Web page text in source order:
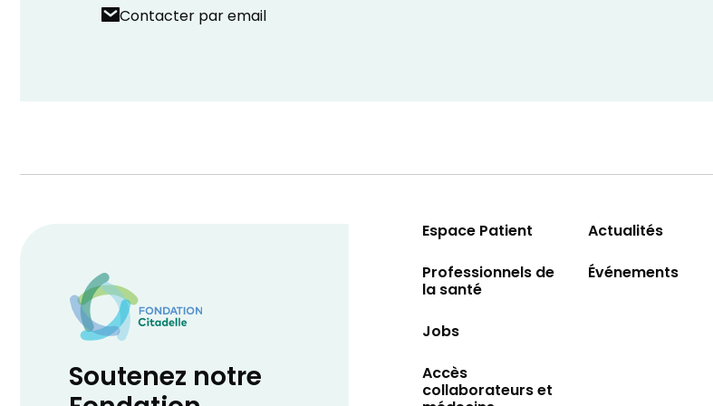
Contacter par email
Soutenez notre
Espace Patient
Professionnels de
la santé
Jobs
Accès
collaborateurs et
Actualités
Événements